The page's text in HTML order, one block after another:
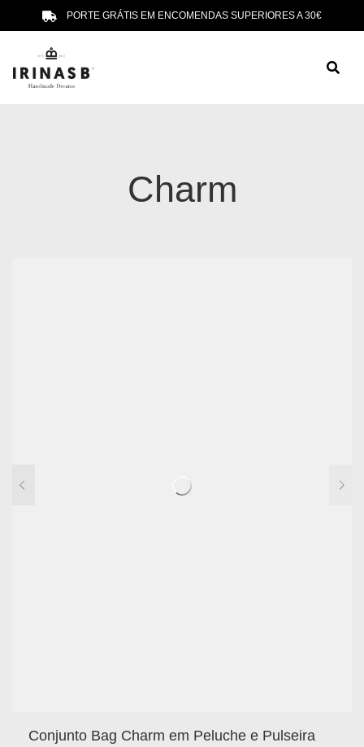
PORTE GRÁTIS EM ENCOMENDAS SUPERIORES A 30€
Charm
Conjunto Bag Charm em Peluche e Pulseira